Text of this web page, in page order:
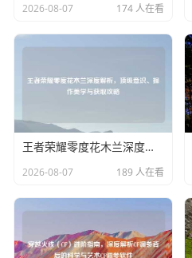
2026-08-07 174 人在看
王者荣耀零度花木兰深度解析，顶级意识、操作美学与获取攻略
2026-08-07 189 人在看